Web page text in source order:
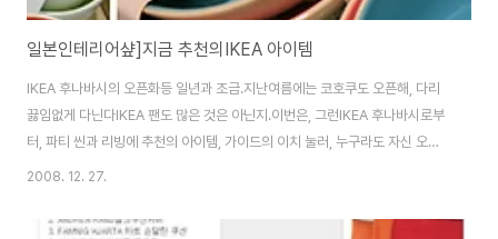
일본인테리어샾]지금 추천의IKEA 아이템
IKEA 후나바시의 오픈화등 일년과 조금.지난여름에는 코호쿠도 오픈해, 다리
끓임없게 다닌다IKEA 팬도 많은 것은 아닌지.이번은, 그런IKEA 후나바시로부
터, 파티 씬과 리빙에 추천의 아이템, 가이드의 이치 눌러, 누구라도 자신 오리
지날인 가구를 만들 수 있는 우수 아이템을 소개.씬별로 가이드가 픽크압,IKEA
테이블을 화려하게 연출하고 싶다.그럴 때에는IKEA 의 저렴한 가격인 테이블
2008. 12. 27.